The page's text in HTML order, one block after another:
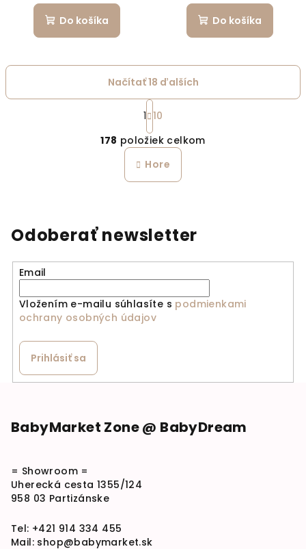
Do košíka Do košíka
Ovládacie prvky
Načítať 18 ďalších
Stránkovanie
1 10
178 položiek celkom
Hore
Odoberať newsletter
Email
Vložením e-mailu súhlasíte s podmienkami
ochrany osobných údajov
Prihlásiť sa
BabyMarket Zone @ BabyDream
= Showroom =
Uherecká cesta 1355/124
958 03 Partizánske
Tel: +421 914 334 455
Mail: shop@babymarket.sk